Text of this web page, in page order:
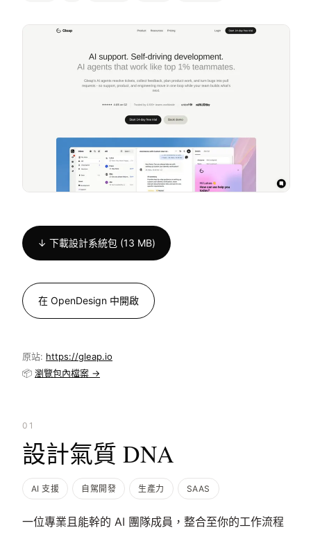
↓ 下載設計系統包 (13 MB)
在 OpenDesign 中開啟
原站: https://gleap.io
📦 瀏覽包內檔案 →
01
設計氣質 DNA
AI 支援 自駕開發 生產力 SAAS
一位專業且能幹的 AI 團隊成員，整合至你的工作流程